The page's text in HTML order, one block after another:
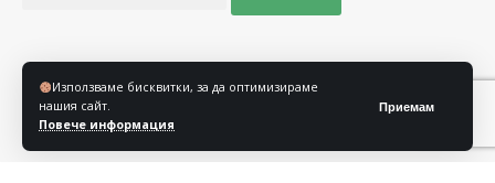
Използваме бисквитки, за да оптимизираме
нашия сайт.
Повече информация
Приемам
Последвайте ни